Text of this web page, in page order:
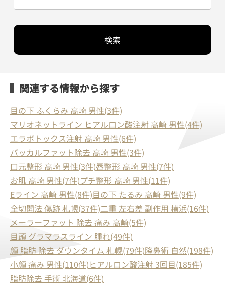
検索
関連する情報から探す
目の下 ふくらみ 高崎 男性(3件)
マリオネットライン ヒアルロン酸注射 高崎 男性(4件)
エラボトックス注射 高崎 男性(6件)
バッカルファット除去 高崎 男性(3件)
口元整形 高崎 男性(3件)唇整形 高崎 男性(7件)
お肌 高崎 男性(7件)プチ整形 高崎 男性(11件)
Eライン 高崎 男性(8件)目の下 たるみ 高崎 男性(9件)
全切開法 傷跡 札幌(37件)二重 左右差 副作用 横浜(16件)
メーラーファット 除去 痛み 高崎(5件)
目頭 グラマラスライン 腫れ(49件)
顔 脂肪 除去 ダウンタイム 札幌(79件)隆鼻術 自然(198件)
小顔 痛み 男性(110件)ヒアルロン酸注射 3回目(185件)
脂肪除去 手術 北海道(6件)